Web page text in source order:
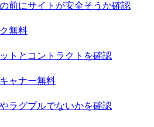
前にサイトが安全そうか確認
無料
トとコントラクトを確認
ャナー無料
ラグプルでないかを確認